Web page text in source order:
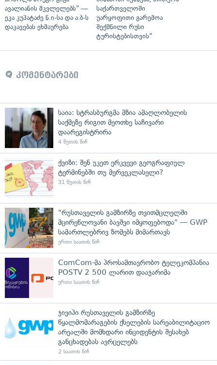
ავალიანის მკვლელებს" —
ეკა კუპატაძე ნ.ი-სა და ა.ბ-ს
დაკავებას ეხმაურება
საქართველოში
უარყოფითი გარემოა
შექმნილი რუსი
ტურისტებისთვის"
კომენტარები
საია: სტრასბურგმა მზია ამაღლობელის
საქმეზე რიგით მეოთხე საჩივარი
დაარეგისტრირა
4 წუთის წინ
ქვიზი: შენ უკეთ ერკვევი გეოგრაფიულ
ტერმინებში თუ მერვეკლასელი?
31 წუთის წინ
"რუსთაველის გამზირზე თვითმცლელში
მცირეწლოვანი ბავშვი იმყოფებოდა" — GWP
სამართლებრივ ზომებს მიმართავს
ერთი საათის წინ
ComCom-მა პროსამთავრობო ტელეკომპანია
POSTV 2 500 ლარით დააჯარიმა
ერთი საათის წინ
ჯივიპი რუსთაველის გამზირზე
წყალმომარაგების ქსელების სარეაბილიტაციო
არეალში მომხდარი ინციდენტის შესახებ
განცხადებას ავრცელებს
2 საათის წინ